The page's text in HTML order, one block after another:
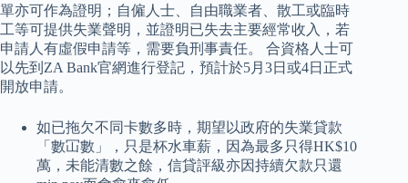
單亦可作為證明；自僱人士、自由職業者、散工或臨時
工等可提供失業聲明，並證明已失去主要經常收入，若
申請人有虛假申請等，需要負刑事責任。 合資格人士可
以先到ZA Bank官網進行登記，預計於5月3日或4日正式
開放申請。
如已拖欠不同卡數多時，期望以政府的失業貸款
「數冚數」，只是杯水車薪，因為最多只得HK$10
萬，未能清數之餘，信貸評級亦因持續欠款只還